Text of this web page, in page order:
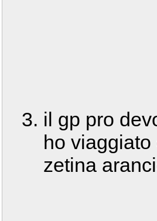
il gp pro
ho
zetina